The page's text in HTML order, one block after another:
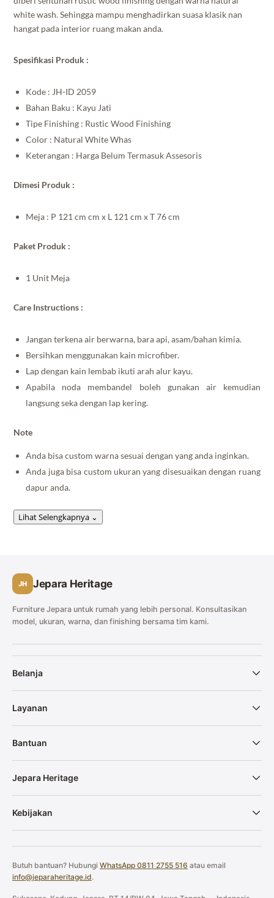
white wash. Sehingga mampu menghadirkan suasa klasik nan
hangat pada interior ruang makan anda.
Spesifikasi Produk :
Kode : JH-ID 2059
Bahan Baku : Kayu Jati
Tipe Finishing : Rustic Wood Finishing
Color : Natural White Whas
Keterangan : Harga Belum Termasuk Assesoris
Dimesi Produk :
Meja : P 121 cm cm x L 121 cm x T 76 cm
Paket Produk :
1 Unit Meja
Care Instructions :
Jangan terkena air berwarna, bara api, asam/bahan kimia.
Bersihkan menggunakan kain microfiber.
Lap dengan kain lembab ikuti arah alur kayu.
Apabila noda membandel boleh gunakan air kemudian
langsung seka dengan lap kering.
Note
Anda bisa custom warna sesuai dengan yang anda inginkan.
Anda juga bisa custom ukuran yang disesuaikan dengan ruang
dapur anda.
Lihat Selengkapnya ⌄
JH Jepara Heritage
Furniture Jepara untuk rumah yang lebih personal. Konsultasikan
model, ukuran, warna, dan finishing bersama tim kami.
Belanja
Layanan
Bantuan
Jepara Heritage
Kebijakan
Butuh bantuan? Hubungi WhatsApp 0811 2755 516 atau email
info@jeparaheritage.id.